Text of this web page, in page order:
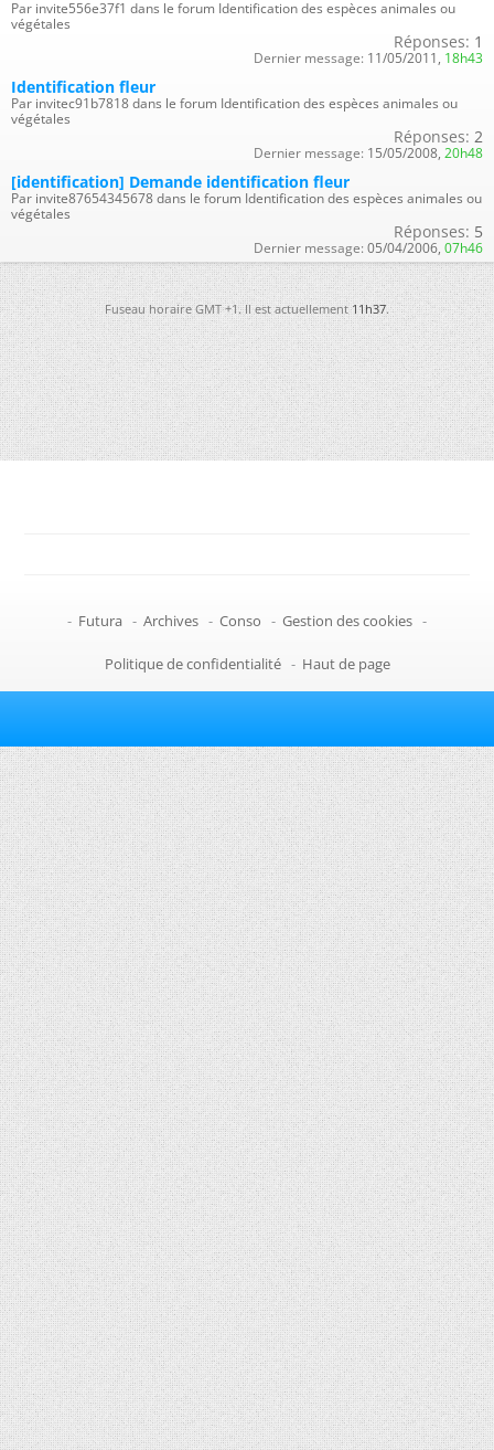
Par invite556e37f1 dans le forum Identification des espèces animales ou
végétales
Réponses: 1
Dernier message: 11/05/2011, 18h43
Identification fleur
Par invitec91b7818 dans le forum Identification des espèces animales ou
végétales
Réponses: 2
Dernier message: 15/05/2008, 20h48
[identification] Demande identification fleur
Par invite87654345678 dans le forum Identification des espèces animales ou
végétales
Réponses: 5
Dernier message: 05/04/2006, 07h46
Fuseau horaire GMT +1. Il est actuellement11h37.
- Futura - Archives - Conso - Gestion des cookies -
Politique de confidentialité - Haut de page